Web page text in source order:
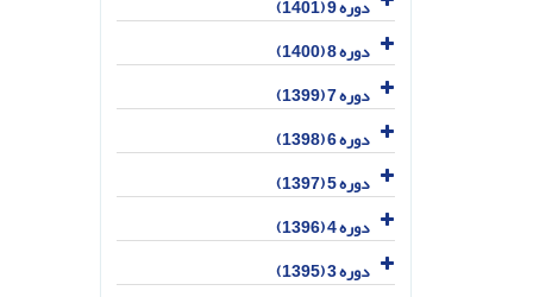
دوره 9 (1401)
دوره 8 (1400)
دوره 7 (1399)
دوره 6 (1398)
دوره 5 (1397)
دوره 4 (1396)
دوره 3 (1395)